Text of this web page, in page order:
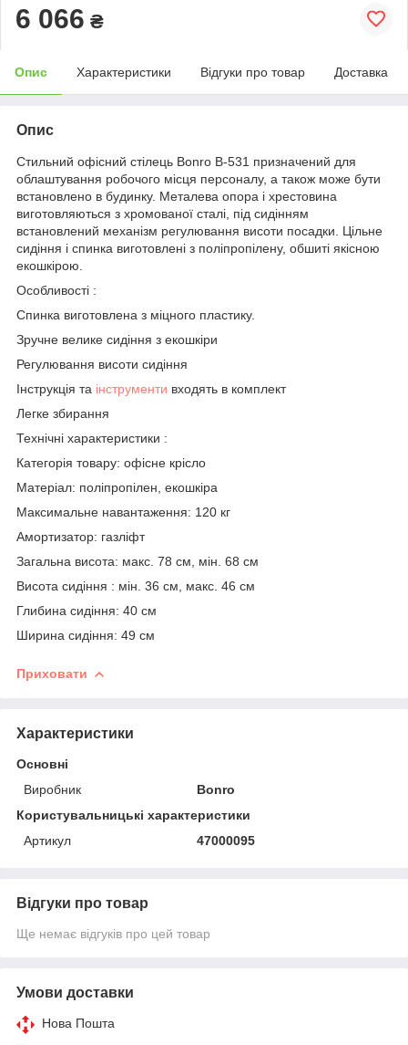
6 066 ₴
Опис Характеристики Відгуки про товар Доставка
Опис
Стильний офісний стілець Bonro B-531 призначений для
облаштування робочого місця персоналу, а також може бути
встановлено в будинку. Металева опора і хрестовина
виготовляються з хромованої сталі, під сидінням
встановлений механізм регулювання висоти посадки. Цільне
сидіння і спинка виготовлені з поліпропілену, обшиті якісною
екошкірою.
Особливості :
Спинка виготовлена з міцного пластику.
Зручне велике сидіння з екошкіри
Регулювання висоти сидіння
Інструкція та інструменти входять в комплект
Легке збирання
Технічні характеристики :
Категорія товару: офісне крісло
Матеріал: поліпропілен, екошкіра
Максимальне навантаження: 120 кг
Амортизатор: газліфт
Загальна висота: макс. 78 см, мін. 68 см
Висота сидіння : мін. 36 см, макс. 46 см
Глибина сидіння: 40 см
Ширина сидіння: 49 см
Приховати
Характеристики
Основні
Виробник
Bonro
Користувальницькі характеристики
Артикул
47000095
Відгуки про товар
Ще немає відгуків про цей товар
Умови доставки
Нова Пошта